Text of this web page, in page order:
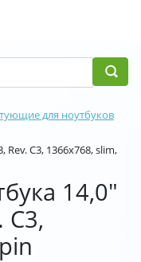
для ноутбуков
Rev. C3, 1366x768, slim,
14,0"
C3,